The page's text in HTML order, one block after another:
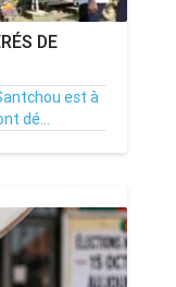
DE
est à
dé...
0